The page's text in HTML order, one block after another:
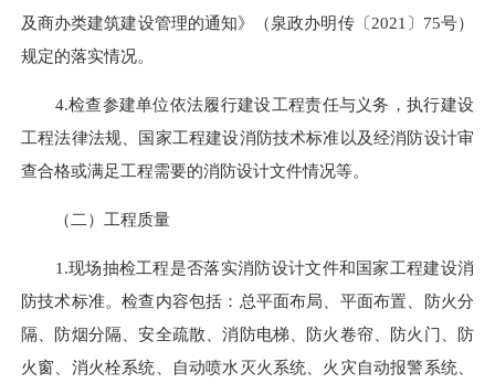
及商办类建筑建设管理的通知》（泉政办明传〔2021〕75号）
规定的落实情况。
4.检查参建单位依法履行建设工程责任与义务，执行建设
工程法律法规、国家工程建设消防技术标准以及经消防设计审
查合格或满足工程需要的消防设计文件情况等。
（二）工程质量
1.现场抽检工程是否落实消防设计文件和国家工程建设消
防技术标准。检查内容包括：总平面布局、平面布置、防火分
隔、防烟分隔、安全疏散、消防电梯、防火卷帘、防火门、防
火窗、消火栓系统、自动喷水灭火系统、火灾自动报警系统、